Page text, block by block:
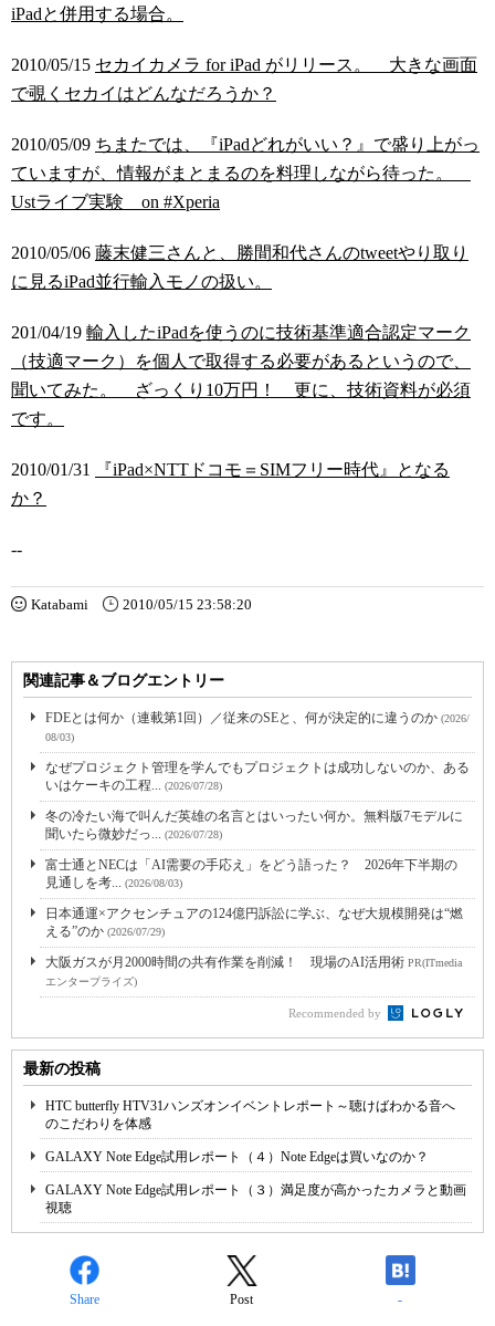
iPadと併用する場合。
2010/05/15 セカイカメラ for iPad がリリース。 大きな画面
で覗くセカイはどんなだろうか？
2010/05/09 ちまたでは、『iPadどれがいい？』で盛り上がっ
ていますが、情報がまとまるのを料理しながら待った。
Ustライブ実験 on #Xperia
2010/05/06 藤末健三さんと、勝間和代さんのtweetやり取り
に見るiPad並行輸入モノの扱い。
201/04/19 輸入したiPadを使うのに技術基準適合認定マーク
（技適マーク）を個人で取得する必要があるというので、
聞いてみた。 ざっくり10万円！ 更に、技術資料が必須
です。
2010/01/31
『iPad×NTTドコモ＝SIMフリー時代』となる
か？
--
Katabami 2010/05/15 23:58:20
関連記事＆ブログエントリー
FDEとは何か（連載第1回）／従来のSEと、何が決定的に違うのか (2026/
08/03)
なぜプロジェクト管理を学んでもプロジェクトは成功しないのか、ある
いはケーキの工程... (2026/07/28)
冬の冷たい海で叫んだ英雄の名言とはいったい何か。無料版7モデルに
聞いたら微妙だっ... (2026/07/28)
富士通とNECは「AI需要の手応え」をどう語った？ 2026年下半期の
見通しを考... (2026/08/03)
日本通運×アクセンチュアの124億円訴訟に学ぶ、なぜ大規模開発は“燃
える”のか (2026/07/29)
大阪ガスが月2000時間の共有作業を削減！ 現場のAI活用術 PR(ITmedia
エンタープライズ)
Recommended by
最新の投稿
HTC butterfly HTV31ハンズオンイベントレポート～聴けばわかる音へ
のこだわりを体感
GALAXY Note Edge試用レポート（４）Note Edgeは買いなのか？
GALAXY Note Edge試用レポート（３）満足度が高かったカメラと動画
視聴
Share Post -